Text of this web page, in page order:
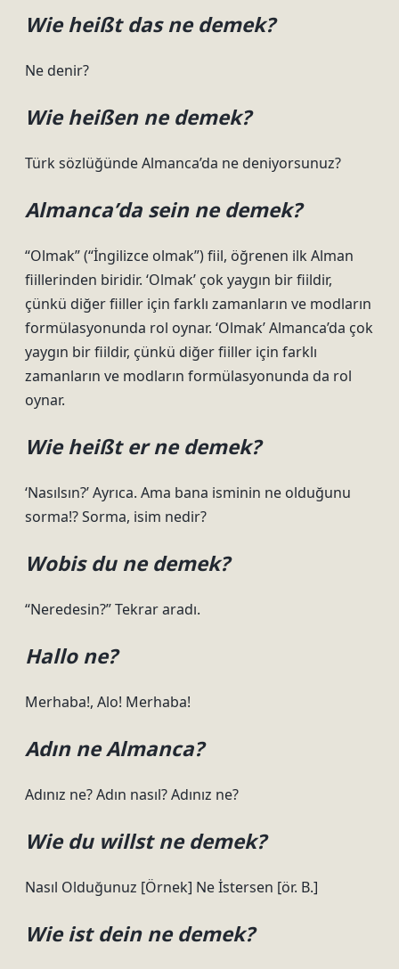
Wie heißt das ne demek?
Ne denir?
Wie heißen ne demek?
Türk sözlüğünde Almanca’da ne deniyorsunuz?
Almanca’da sein ne demek?
“Olmak” (“İngilizce olmak”) fiil, öğrenen ilk Alman
fiillerinden biridir. ‘Olmak’ çok yaygın bir fiildir,
çünkü diğer fiiller için farklı zamanların ve modların
formülasyonunda rol oynar. ‘Olmak’ Almanca’da çok
yaygın bir fiildir, çünkü diğer fiiller için farklı
zamanların ve modların formülasyonunda da rol
oynar.
Wie heißt er ne demek?
‘Nasılsın?’ Ayrıca. Ama bana isminin ne olduğunu
sorma!? Sorma, isim nedir?
Wobis du ne demek?
“Neredesin?” Tekrar aradı.
Hallo ne?
Merhaba!, Alo! Merhaba!
Adın ne Almanca?
Adınız ne? Adın nasıl? Adınız ne?
Wie du willst ne demek?
Nasıl Olduğunuz [Örnek] Ne İstersen [ör. B.]
Wie ist dein ne demek?